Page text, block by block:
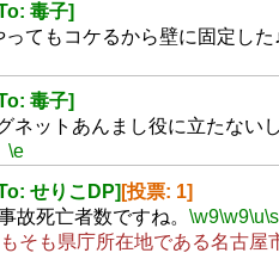
毒子]
ってもコケるから壁に固定した
毒子]
ネットあんまし役に立たないし
\e
せりこDP] [投票: 1]
故死亡者数ですね。 \w9\w9\u
そも県庁所在地である名古屋